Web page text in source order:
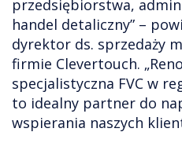
przedsiębiorstwa,
handel detaliczny” –
dyrektor ds. sprzedaży
firmie Clevertouch.
specjalistyczna FVC w
to idealny partner do
wspierania naszych